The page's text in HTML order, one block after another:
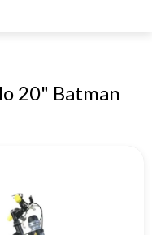
20" Batman